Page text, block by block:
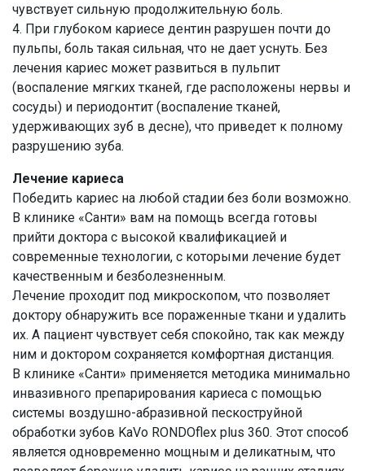
чувствует сильную продолжительную боль.
4. При глубоком кариесе дентин разрушен почти до
пульпы, боль такая сильная, что не дает уснуть. Без
лечения кариес может развиться в пульпит
(воспаление мягких тканей, где расположены нервы и
сосуды) и периодонтит (воспаление тканей,
удерживающих зуб в десне), что приведет к полному
разрушению зуба.
Лечение кариеса
Победить кариес на любой стадии без боли возможно.
В клинике «Санти» вам на помощь всегда готовы
прийти доктора с высокой квалификацией и
современные технологии, с которыми лечение будет
качественным и безболезненным.
Лечение проходит под микроскопом, что позволяет
доктору обнаружить все пораженные ткани и удалить
их. А пациент чувствует себя спокойно, так как между
ним и доктором сохраняется комфортная дистанция.
В клинике «Санти» применяется методика минимально
инвазивного препарирования кариеса с помощью
системы воздушно-абразивной пескоструйной
обработки зубов KaVo RONDOflex plus 360. Этот способ
является одновременно мощным и деликатным, что